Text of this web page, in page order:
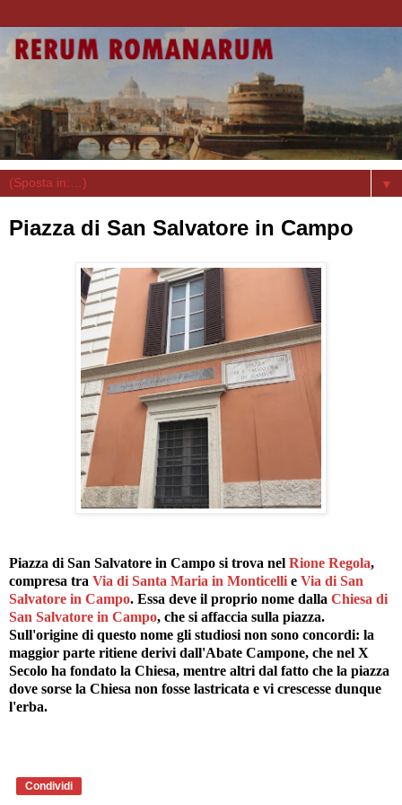
▼
Piazza di San Salvatore in Campo
Piazza di San Salvatore in Campo si trova nel Rione Regola,
compresa tra Via di Santa Maria in Monticelli e Via di San
Salvatore in Campo. Essa deve il proprio nome dalla Chiesa di
San Salvatore in Campo, che si affaccia sulla piazza.
Sull'origine di questo nome gli studiosi non sono concordi: la
maggior parte ritiene derivi dall'Abate Campone, che nel X
Secolo ha fondato la Chiesa, mentre altri dal fatto che la piazza
dove sorse la Chiesa non fosse lastricata e vi crescesse dunque
l'erba.
Condividi